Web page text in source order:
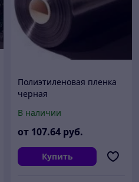
Полиэтиленовая пленка
черная
В наличии
от 107.64 руб.
Купить